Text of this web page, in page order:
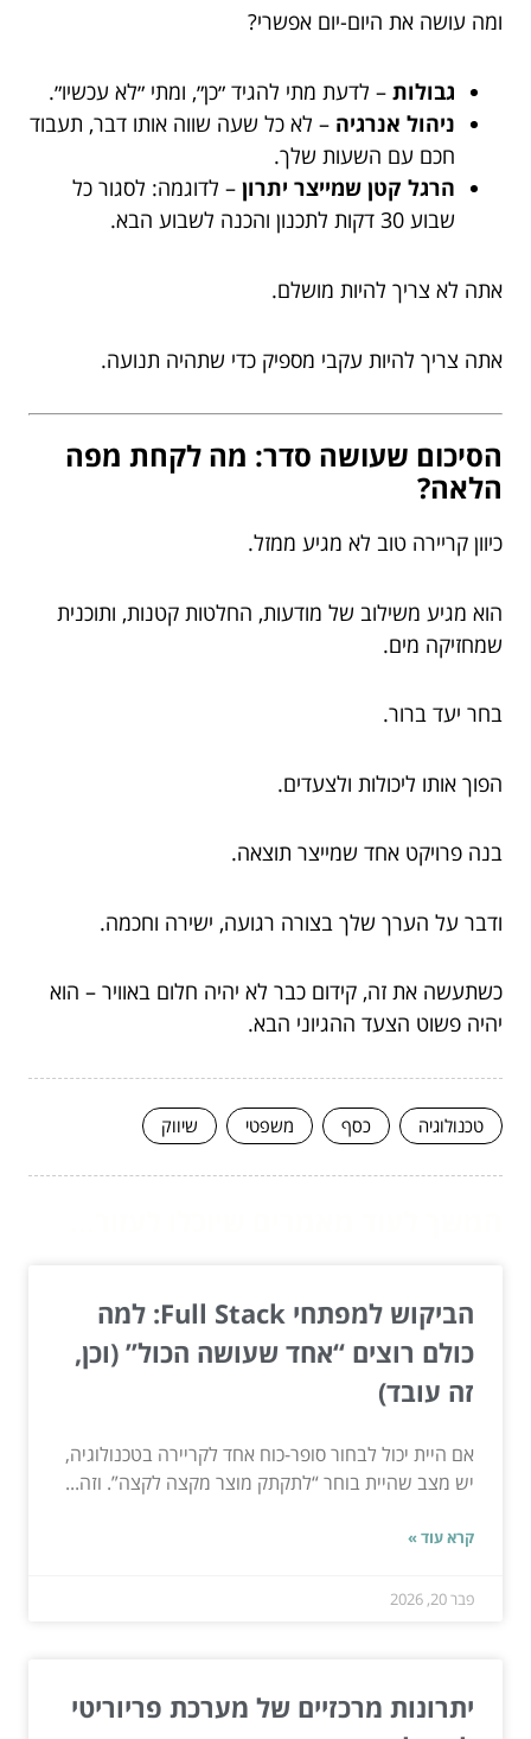
ומה עושה את היום-יום אפשרי?
גבולות – לדעת מתי להגיד ״כן״, ומתי ״לא עכשיו״.
ניהול אנרגיה – לא כל שעה שווה אותו דבר, תעבוד
חכם עם השעות שלך.
הרגל קטן שמייצר יתרון – לדוגמה: לסגור כל
שבוע 30 דקות לתכנון והכנה לשבוע הבא.
אתה לא צריך להיות מושלם.
אתה צריך להיות עקבי מספיק כדי שתהיה תנועה.
הסיכום שעושה סדר: מה לקחת מפה
הלאה?
כיוון קריירה טוב לא מגיע ממזל.
הוא מגיע משילוב של מודעות, החלטות קטנות, ותוכנית
שמחזיקה מים.
בחר יעד ברור.
הפוך אותו ליכולות ולצעדים.
בנה פרויקט אחד שמייצר תוצאה.
ודבר על הערך שלך בצורה רגועה, ישירה וחכמה.
כשתעשה את זה, קידום כבר לא יהיה חלום באוויר – הוא
יהיה פשוט הצעד ההגיוני הבא.
טכנולוגיה כסף משפטי שיווק
הביקוש למפתחי Full Stack: למה
כולם רוצים “אחד שעושה הכול” (וכן,
זה עובד)
אם היית יכול לבחור סופר-כוח אחד לקריירה בטכנולוגיה,
יש מצב שהיית בוחר “לתקתק מוצר מקצה לקצה”. וזה...
קרא עוד »
פבר 20, 2026
יתרונות מרכזיים של מערכת פריוריטי